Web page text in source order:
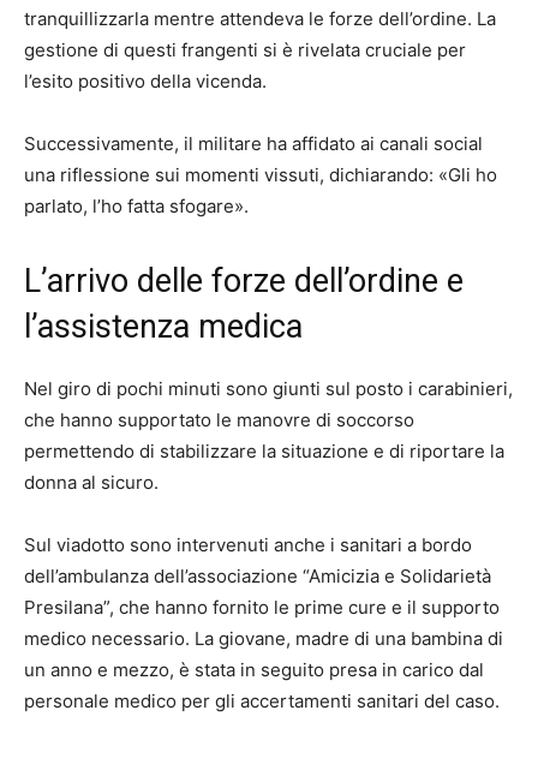
tranquillizzarla mentre attendeva le forze dell’ordine. La
gestione di questi frangenti si è rivelata cruciale per
l’esito positivo della vicenda.
Successivamente, il militare ha affidato ai canali social
una riflessione sui momenti vissuti, dichiarando: «Gli ho
parlato, l’ho fatta sfogare».
L’arrivo delle forze dell’ordine e
l’assistenza medica
Nel giro di pochi minuti sono giunti sul posto i carabinieri,
che hanno supportato le manovre di soccorso
permettendo di stabilizzare la situazione e di riportare la
donna al sicuro.
Sul viadotto sono intervenuti anche i sanitari a bordo
dell’ambulanza dell’associazione “Amicizia e Solidarietà
Presilana”, che hanno fornito le prime cure e il supporto
medico necessario. La giovane, madre di una bambina di
un anno e mezzo, è stata in seguito presa in carico dal
personale medico per gli accertamenti sanitari del caso.